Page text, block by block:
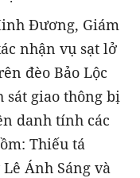
Đương, Giám
nhận vụ sạt lở
đèo Bảo Lộc
sát giao thông bị
danh tính các
Thiếu tá
Ánh Sáng và